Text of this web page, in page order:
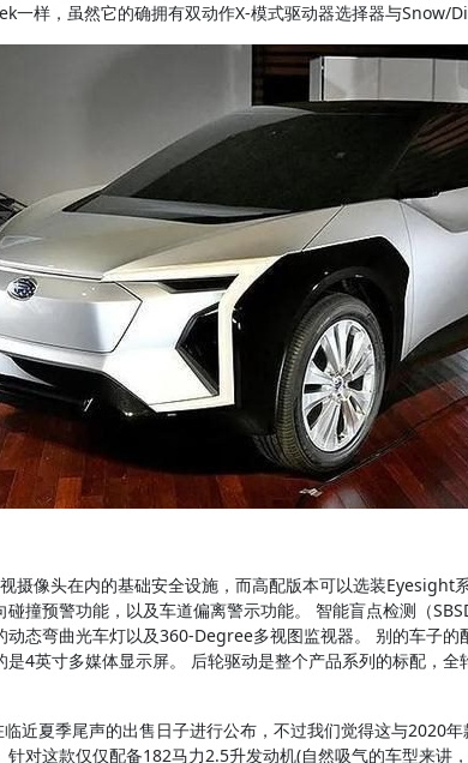
一样，虽然它的确拥有双动作X-模式驱动器选择器与Snow/
摄像头在内的基础安全设施，而高配版本可以选装Eyesight
撞预警功能，以及车道偏离警示功能。 智能盲点检测（
动态弯曲光车灯以及360-Degree多视图监视器。 别的车子
4英寸多媒体显示屏。 后轮驱动是整个产品系列的标配，
近夏季尾声的出售日子进行公布，不过我们觉得这与2020
对这款仅仅配备182马力2.5升发动机(自然吸气的车型来讲